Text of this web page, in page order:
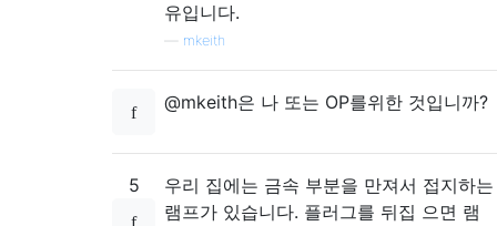
유입니다.
mkeith
@mkeith은 나 또는 OP를위한 것입니까?
5
우리 집에는 금속 부분을 만져서 접지하는
램프가 있습니다. 플러그를 뒤집 으면 램